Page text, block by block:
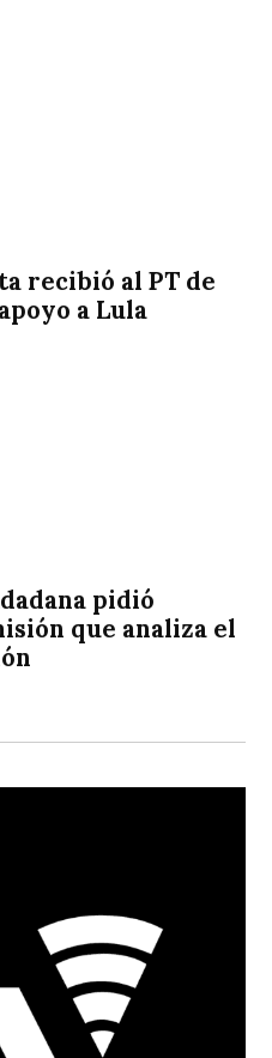
recibió al PT de
a Lula
pidió
que analiza el